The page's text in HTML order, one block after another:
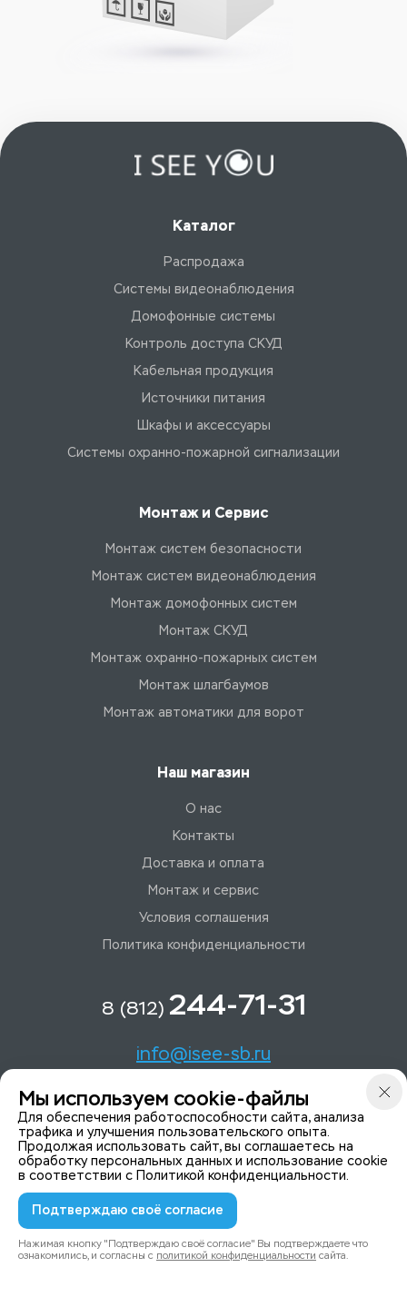
Каталог
Распродажа
Системы видеонаблюдения
Домофонные системы
Контроль доступа СКУД
Кабельная продукция
Источники питания
Шкафы и аксессуары
Системы охранно-пожарной сигнализации
Монтаж и Сервис
Монтаж систем безопасности
Монтаж систем видеонаблюдения
Монтаж домофонных систем
Монтаж СКУД
Монтаж охранно-пожарных систем
Монтаж шлагбаумов
Монтаж автоматики для ворот
Наш магазин
О нас
Контакты
Доставка и оплата
Монтаж и сервис
Условия соглашения
Политика конфиденциальности
8 (812) 244-71-31
info@isee-sb.ru
Светлановский пр-кт, д. 70, корп. 1
Мы в Telegam
© 2015-2026 ISeeYou - системы безопасности
Политика конфиденциальности
Мы используем cookie-файлы
Для обеспечения работоспособности сайта, анализа
трафика и улучшения пользовательского опыта.
Продолжая использовать сайт, вы соглашаетесь на
обработку персональных данных и использование cookie
в соответствии с Политикой конфиденциальности.
Подтверждаю своё согласие
Нажимая кнопку "Подтверждаю своё согласие" Вы подтверждаете что
ознакомились, и согласны с политикой конфиденциальности сайта.